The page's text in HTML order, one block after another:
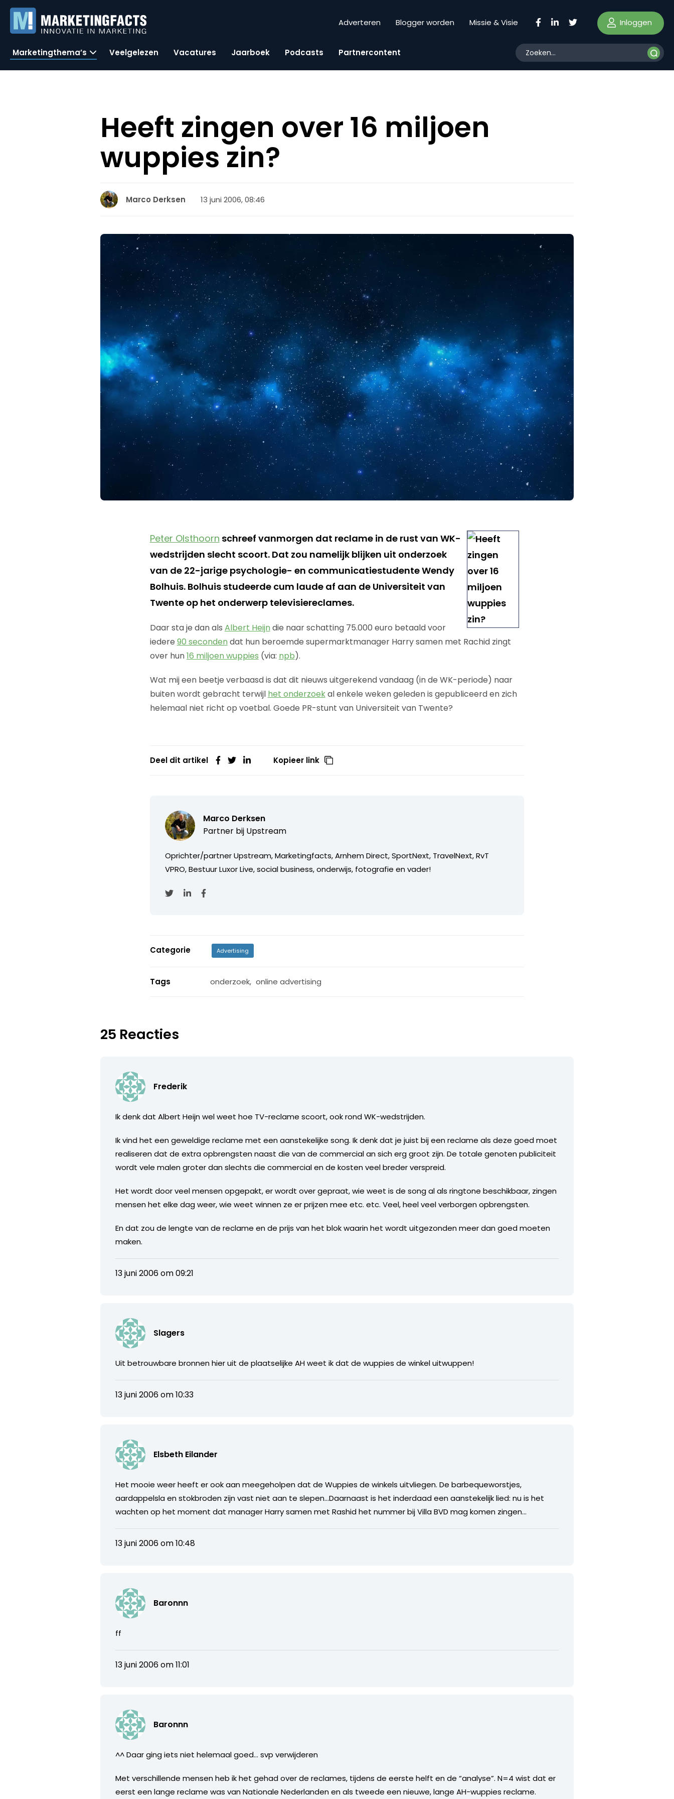
Adverteren Blogger worden Missie & Visie Inloggen
Marketingthema’s Veelgelezen Vacatures Jaarboek Podcasts Partnercontent
Heeft zingen over 16 miljoen
wuppies zin?
Marco Derksen 13 juni 2006, 08:46
Peter Olsthoorn schreef vanmorgen dat reclame in de rust van WK-
wedstrijden slecht scoort. Dat zou namelijk blijken uit onderzoek
van de 22-jarige psychologie- en communicatiestudente Wendy
Bolhuis. Bolhuis studeerde cum laude af aan de Universiteit van
Twente op het onderwerp televisiereclames.
Daar sta je dan als Albert Heijn die naar schatting 75.000 euro betaald voor
iedere 90 seconden dat hun beroemde supermarktmanager Harry samen met Rachid zingt
over hun16 miljoen wuppies (via: npb).
Wat mij een beetje verbaasd is dat dit nieuws uitgerekend vandaag (in de WK-periode) naar
buiten wordt gebracht terwijl het onderzoekal enkele weken geleden is gepubliceerd en zich
helemaal niet richt op voetbal. Goede PR-stunt van Universiteit van Twente?
Deel dit artikel Kopieer link
Marco Derksen
Partner bij Upstream
Oprichter/partner Upstream, Marketingfacts, Arnhem Direct, SportNext, TravelNext, RvT
VPRO, Bestuur Luxor Live, social business, onderwijs, fotografie en vader!
Categorie Advertising
Tags onderzoek, online advertising
25 Reacties
Frederik
Ik denk dat Albert Heijn wel weet hoe TV-reclame scoort, ook rond WK-wedstrijden.
Ik vind het een geweldige reclame met een aanstekelijke song. Ik denk dat je juist bij een reclame als deze goed moet
realiseren dat de extra opbrengsten naast die van de commercial an sich erg groot zijn. De totale genoten publiciteit
wordt vele malen groter dan slechts die commercial en de kosten veel breder verspreid.
Het wordt door veel mensen opgepakt, er wordt over gepraat, wie weet is de song al als ringtone beschikbaar, zingen
mensen het elke dag weer, wie weet winnen ze er prijzen mee etc. etc. Veel, heel veel verborgen opbrengsten.
En dat zou de lengte van de reclame en de prijs van het blok waarin het wordt uitgezonden meer dan goed moeten
maken.
13 juni 2006 om 09:21
Slagers
Uit betrouwbare bronnen hier uit de plaatselijke AH weet ik dat de wuppies de winkel uitwuppen!
13 juni 2006 om 10:33
Elsbeth Eilander
Het mooie weer heeft er ook aan meegeholpen dat de Wuppies de winkels uitvliegen. De barbequeworstjes,
aardappelsla en stokbroden zijn vast niet aan te slepen…Daarnaast is het inderdaad een aanstekelijk lied: nu is het
wachten op het moment dat manager Harry samen met Rashid het nummer bij Villa BVD mag komen zingen…
13 juni 2006 om 10:48
Baronnn
ff
13 juni 2006 om 11:01
Baronnn
^^ Daar ging iets niet helemaal goed… svp verwijderen
Met verschillende mensen heb ik het gehad over de reclames, tijdens de eerste helft en de “analyse”. N=4 wist dat er
eerst een lange reclame was van Nationale Nederlanden en als tweede een nieuwe, lange AH-wuppies reclame.